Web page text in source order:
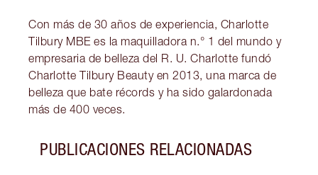
Con más de 30 años de experiencia, Charlotte
Tilbury MBE es la maquilladora n.° 1 del mundo y
empresaria de belleza del R. U. Charlotte fundó
Charlotte Tilbury Beauty en 2013, una marca de
belleza que bate récords y ha sido galardonada
más de 400 veces.
PUBLICACIONES RELACIONADAS